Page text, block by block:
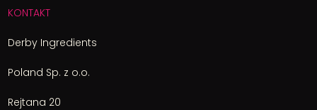
KONTAKT
Derby Ingredients
Poland Sp. z o.o.
Rejtana 20